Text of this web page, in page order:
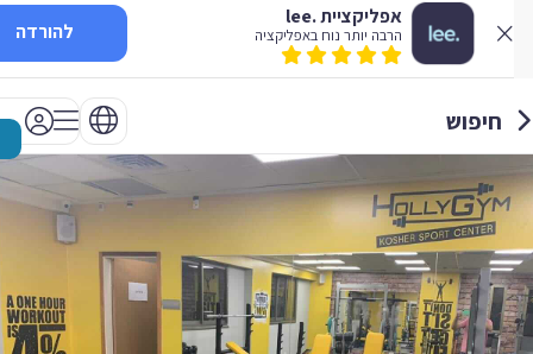
אפליקציית .lee
הרבה יותר נוח באפליקציה להורדה
חיפוש